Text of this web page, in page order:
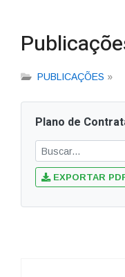
PUBLICAÇÕES »
Plano de
EXPORTAR